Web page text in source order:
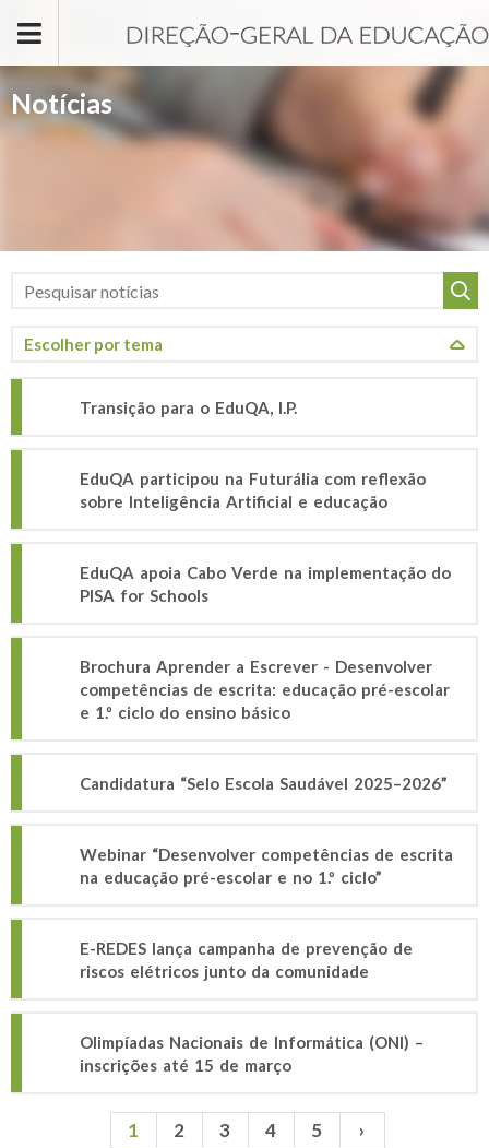
Notícias
Transição para o EduQA, I.P.
EduQA participou na Futurália com reflexão
sobre Inteligência Artificial e educação
EduQA apoia Cabo Verde na implementação do
PISA for Schools
Brochura Aprender a Escrever - Desenvolver
competências de escrita: educação pré-escolar
e 1.º ciclo do ensino básico
Candidatura “Selo Escola Saudável 2025–2026”
Webinar “Desenvolver competências de escrita
na educação pré-escolar e no 1.º ciclo”
E-REDES lança campanha de prevenção de
riscos elétricos junto da comunidade
Olimpíadas Nacionais de Informática (ONI) –
inscrições até 15 de março
1 2 3 4 5 ›